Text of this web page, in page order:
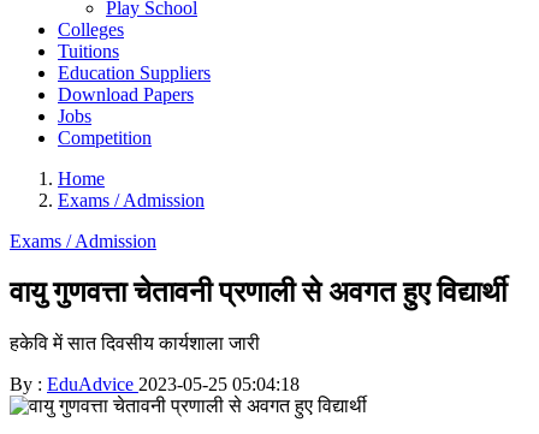
Play School
Colleges
Tuitions
Education Suppliers
Download Papers
Jobs
Competition
Home
Exams / Admission
Exams / Admission
वायु गुणवत्ता चेतावनी प्रणाली से अवगत हुए विद्यार्थी
हकेवि में सात दिवसीय कार्यशाला जारी
By : EduAdvice 2023-05-25 05:04:18